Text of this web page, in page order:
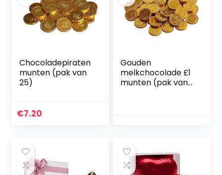
Chocoladepiraten
munten (pak van
25)
€7.20
Gouden
melkchocolade £1
munten (pak van